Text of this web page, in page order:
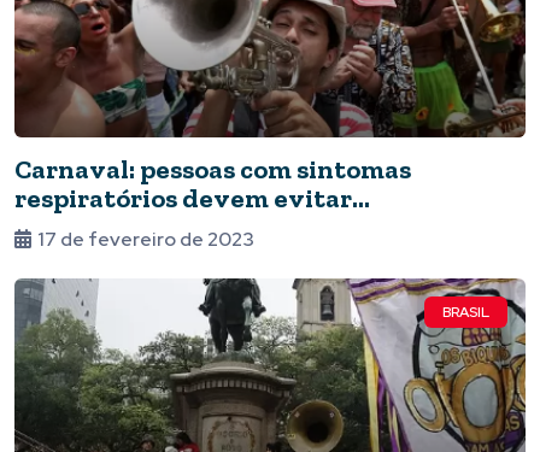
Carnaval: pessoas com sintomas
respiratórios devem evitar
aglomerações
17 de fevereiro de 2023
BRASIL